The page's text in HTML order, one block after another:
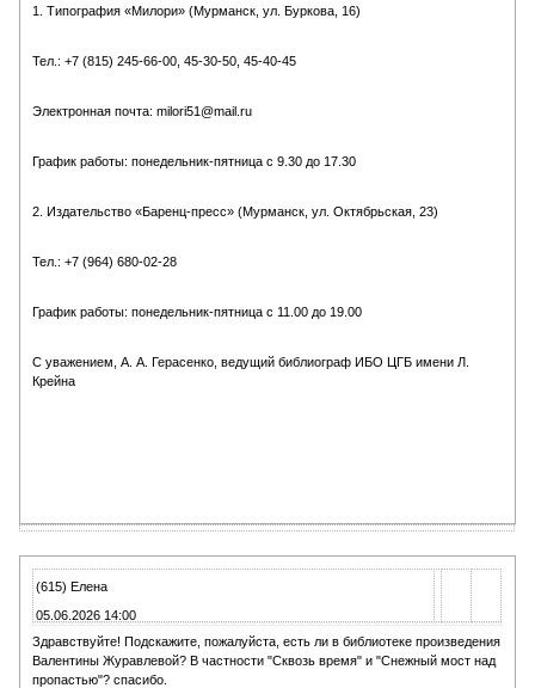
1. Типография «Милори» (Мурманск, ул. Буркова, 16)
Тел.: +7 (815) 245-66-00, 45-30-50, 45-40-45
Электронная почта: milori51@mail.ru
График работы: понедельник-пятница с 9.30 до 17.30
2. Издательство «Баренц-пресс» (Мурманск, ул. Октябрьская, 23)
Тел.: +7 (964) 680-02-28
График работы: понедельник-пятница с 11.00 до 19.00
С уважением, А. А. Герасенко, ведущий библиограф ИБО ЦГБ имени Л.
Крейна
(615) Елена
05.06.2026 14:00
Здравствуйте! Подскажите, пожалуйста, есть ли в библиотеке произведения
Валентины Журавлевой? В частности "Сквозь время" и "Снежный мост над
пропастью"? спасибо.